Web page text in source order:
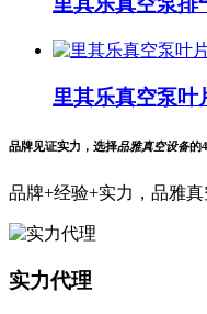
里其乐真空泵叶
品牌见证实力，选择品雅真空设备的
品牌+经验+实力，品雅
实力代理